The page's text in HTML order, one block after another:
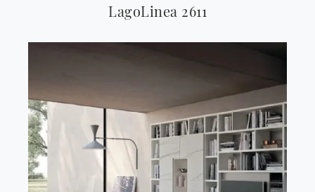
LagoLinea 2611